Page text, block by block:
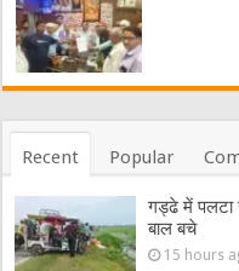
Recent Popular
गड्ढे में पलटा
बाल बचे
15 hours